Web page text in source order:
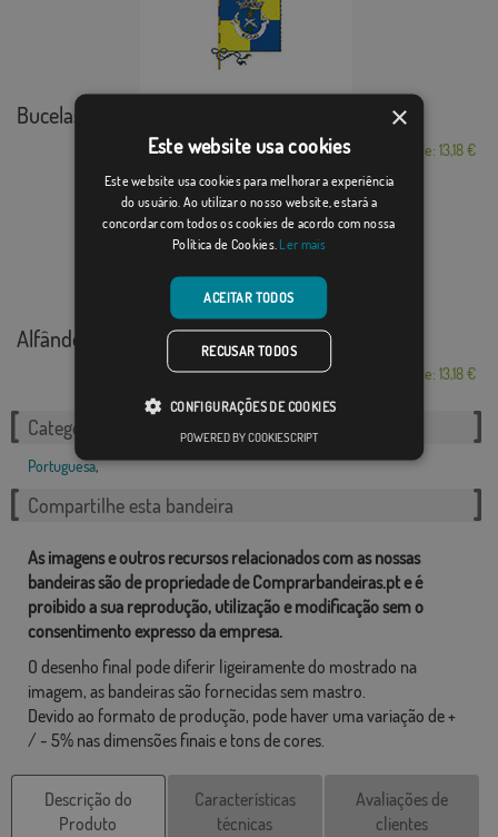
Bucelas
Desde: 13,18 €
Alfândega da Fé ...
Desde: 13,18 €
Categorias relacionadas:
Portuguesa,
Compartilhe esta bandeira
As imagens e outros recursos relacionados com as nossas
bandeiras são de propriedade de Comprarbandeiras.pt e é
proibido a sua reprodução, utilização e modificação sem o
consentimento expresso da empresa.
O desenho final pode diferir ligeiramente do mostrado na
imagem, as bandeiras são fornecidas sem mastro.
Devido ao formato de produção, pode haver uma variação de +
/ - 5% nas dimensões finais e tons de cores.
Descrição do
Produto
Características
técnicas
Avaliações de
clientes
×
Este website usa cookies
Este website usa cookies para melhorar a experiência
do usuário. Ao utilizar o nosso website, estará a
concordar com todos os cookies de acordo com nossa
Política de Cookies. Ler mais
ACEITAR TODOS
RECUSAR TODOS
CONFIGURAÇÕES DE COOKIES
POWERED BY COOKIESCRIPT